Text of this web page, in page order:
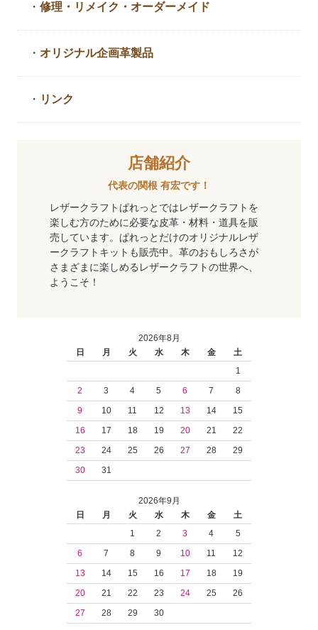
・修理・リメイク・ オーダーメイド
・ オリジナル企画革製品
・ リンク
店舗紹介
代表の関根 有宏です！
レザークラフトぱれっとではレザークラフトを
楽しむ方のために必要な皮革・材料・道具を販
売しています。ぱれっとだけのオリジナルレザ
ークラフトキットも販売中。革のおもしろさが
さまざまに楽しめるレザークラフトの世界へ、
ようこそ！
2026年8月
日
月 火 水 木 金
土
1
2
3 4 5 6 7
8
9
10 11 12 13 14
15
16
17 18 19 20 21
22
23
24 25 26 27 28
29
30
31
2026年9月
日
月 火 水 木 金
土
1
2 3 4
5
6
7 8 9 10 11
12
13
14 15 16 17 18
19
20
21 22 23 24 25
26
27
28 29 30